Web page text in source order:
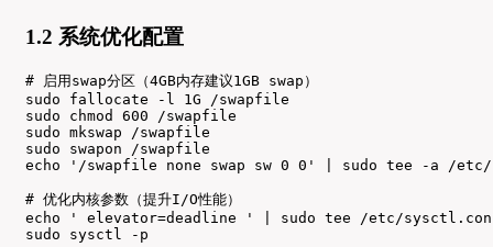
1.2 系统优化配置
# 启用swap分区（4GB内存建议1GB swap）
sudo fallocate -l 1G /swapfile
sudo chmod 600 /swapfile
sudo mkswap /swapfile
sudo swapon /swapfile
echo '/swapfile none swap sw 0 0' | sudo tee -a /
# 优化内核参数（提升I/O性能）
echo ' elevator=deadline ' | sudo tee /etc/
sudo sysctl -p